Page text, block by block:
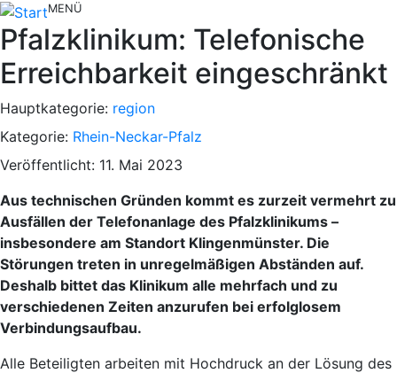
MENÜ
Pfalzklinikum: Telefonische
Erreichbarkeit eingeschränkt
Hauptkategorie: region
Kategorie: Rhein-Neckar-Pfalz
Veröffentlicht: 11. Mai 2023
Aus technischen Gründen kommt es zurzeit vermehrt zu
Ausfällen der Telefonanlage des Pfalzklinikums –
insbesondere am Standort Klingenmünster. Die
Störungen treten in unregelmäßigen Abständen auf.
Deshalb bittet das Klinikum alle mehrfach und zu
verschiedenen Zeiten anzurufen bei erfolglosem
Verbindungsaufbau.
Alle Beteiligten arbeiten mit Hochdruck an der Lösung des